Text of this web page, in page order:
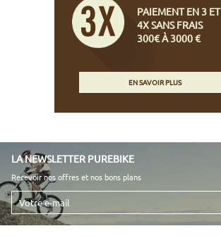
PAIEMENT EN 3 ET
4X SANS FRAIS
300€ À 3000 €
EN SAVOIR PLUS
LA NEWSLETTER PUREBIKE
Recevoir nos offres et nos bons plans
Votre
e-
mail